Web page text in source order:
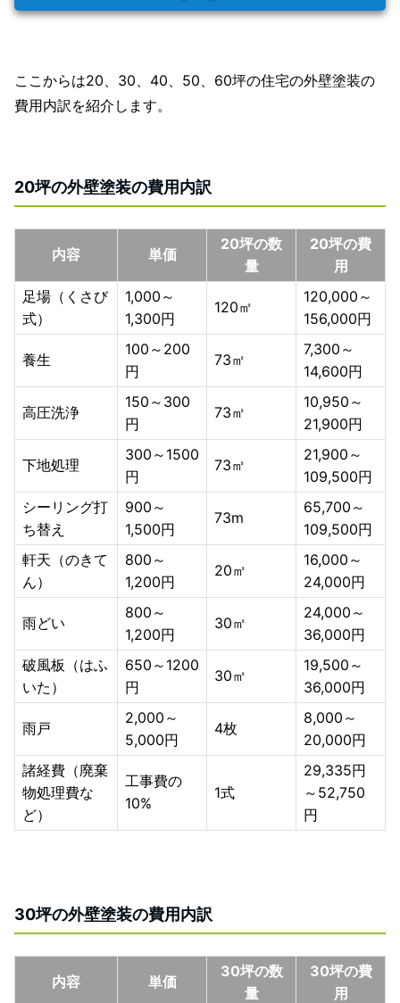
ここからは20、30、40、50、60坪の住宅の外壁塗装の
費用内訳を紹介します。
20坪の外壁塗装の費用内訳
内容 単価
20坪の数
量
20坪の費
用
足場（くさび
式）
1,000～
1,300円
120㎡
120,000～
156,000円
養生
100～200
円
73㎡
7,300～
14,600円
高圧洗浄
150～300
円
73㎡
10,950～
21,900円
下地処理
300～1500
円
73㎡
21,900～
109,500円
シーリング打
ち替え
900～
1,500円
73m
65,700～
109,500円
軒天（のきて
ん）
800～
1,200円
20㎡
16,000～
24,000円
雨どい
800～
1,200円
30㎡
24,000～
36,000円
破風板（はふ
いた）
650～1200
円
30㎡
19,500～
36,000円
雨戸
2,000～
5,000円
4枚
8,000～
20,000円
諸経費（廃棄
物処理費な
ど）
工事費の
10%
1式
29,335円
～52,750
円
30坪の外壁塗装の費用内訳
内容 単価
30坪の数
量
30坪の費
用